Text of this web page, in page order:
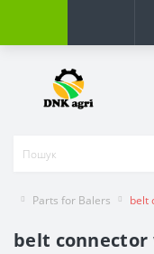
Parts for Balers belt
belt connector